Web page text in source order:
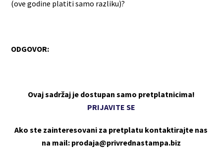
(ove godine platiti samo razliku)?
ODGOVOR:
Ovaj sadržaj je dostupan samo pretplatnicima!
PRIJAVITE SE
Ako ste zainteresovani za pretplatu kontaktirajte nas
na mail: prodaja@privrednastampa.biz